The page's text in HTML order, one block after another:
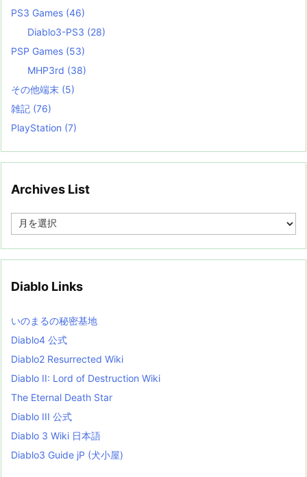
PS3 Games (46)
Diablo3-PS3 (28)
PSP Games (53)
MHP3rd (38)
その他端末 (5)
雑記 (76)
PlayStation (7)
Archives List
e
i
s
t
Diablo Links
いのまるの秘密基地
Diablo4 公式
Diablo2 Resurrected Wiki
Diablo II: Lord of Destruction Wiki
The Eternal Death Star
Diablo III 公式
Diablo 3 Wiki 日本語
Diablo3 Guide jP (犬小屋)